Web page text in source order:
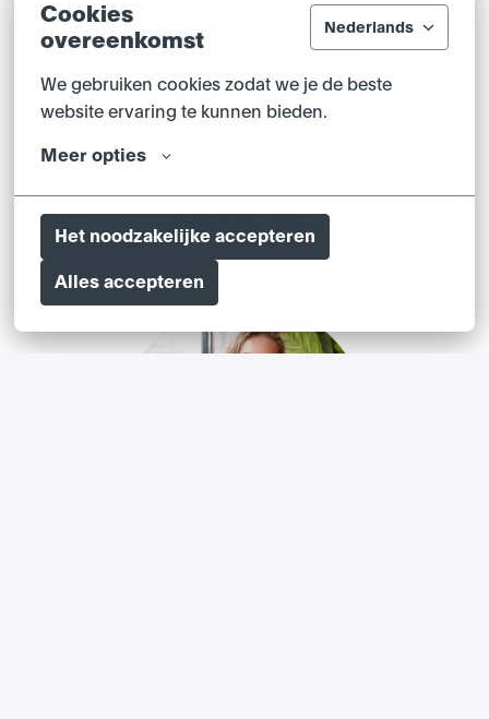
Cookies
overeenkomst
Nederlands
We gebruiken cookies zodat we je de beste
website ervaring te kunnen bieden.
Meer opties
Het noodzakelijke accepteren
Alles accepteren
6 jaar ontwikkeling, highlights en gemaakte impact
als Scala Developer
Lees meer